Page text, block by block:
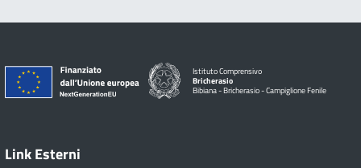
Istituto Comprensivo
Bricherasio
Bibiana - Bricherasio - Campiglione Fenile
Link Esterni